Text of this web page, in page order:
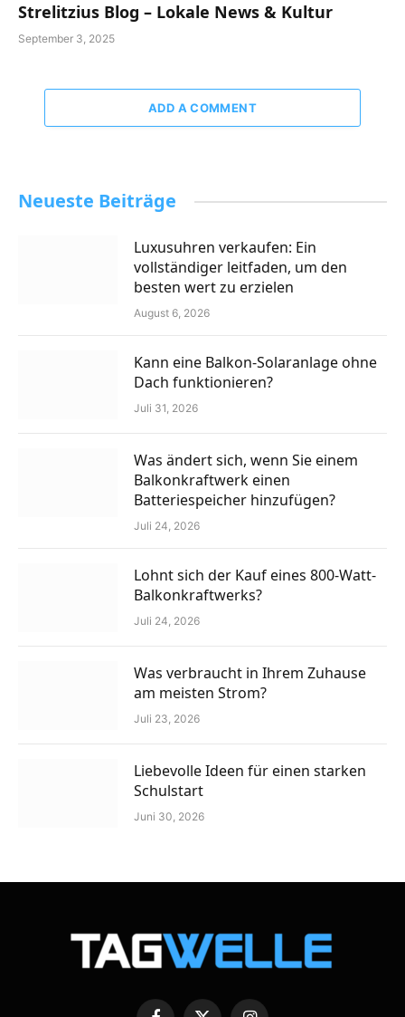
Strelitzius Blog – Lokale News & Kultur
September 3, 2025
ADD A COMMENT
Neueste Beiträge
Luxusuhren verkaufen: Ein
vollständiger leitfaden, um den
besten wert zu erzielen
August 6, 2026
Kann eine Balkon-Solaranlage ohne
Dach funktionieren?
Juli 31, 2026
Was ändert sich, wenn Sie einem
Balkonkraftwerk einen
Batteriespeicher hinzufügen?
Juli 24, 2026
Lohnt sich der Kauf eines 800-Watt-
Balkonkraftwerks?
Juli 24, 2026
Was verbraucht in Ihrem Zuhause
am meisten Strom?
Juli 23, 2026
Liebevolle Ideen für einen starken
Schulstart
Juni 30, 2026